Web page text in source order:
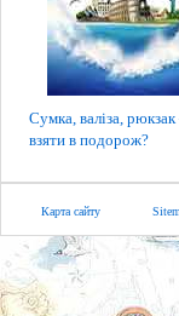
Сумка, валіза,
взяти в подорож?
Карта сайту